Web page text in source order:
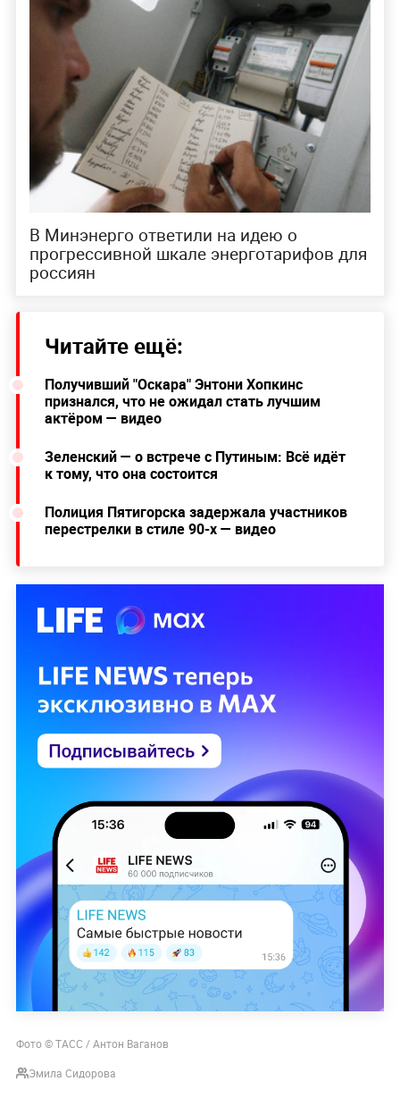
В Минэнерго ответили на идею о
прогрессивной шкале энерготарифов для
россиян
Читайте ещё:
Получивший "Оскара" Энтони Хопкинс
признался, что не ожидал стать лучшим
актёром — видео
Зеленский — о встрече с Путиным: Всё идёт
к тому, что она состоится
Полиция Пятигорска задержала участников
перестрелки в стиле 90-х — видео
Фото © ТАСС / Антон Ваганов
Эмила Сидорова